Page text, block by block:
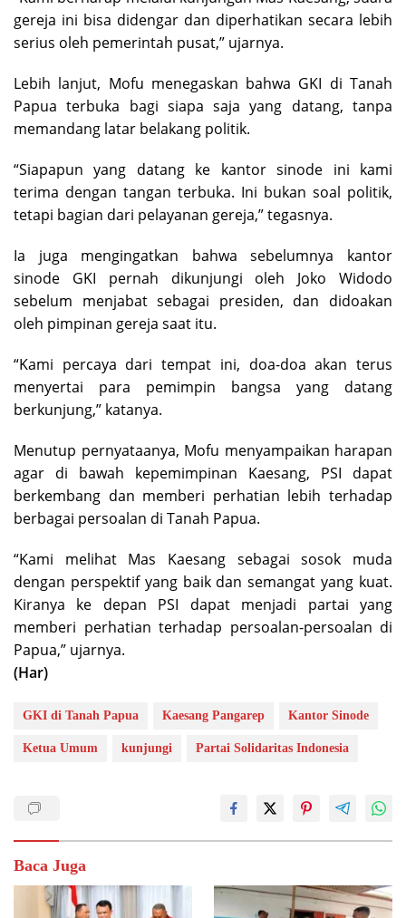
gereja ini bisa didengar dan diperhatikan secara lebih
serius oleh pemerintah pusat,” ujarnya.
Lebih lanjut, Mofu menegaskan bahwa GKI di Tanah
Papua terbuka bagi siapa saja yang datang, tanpa
memandang latar belakang politik.
“Siapapun yang datang ke kantor sinode ini kami
terima dengan tangan terbuka. Ini bukan soal politik,
tetapi bagian dari pelayanan gereja,” tegasnya.
Ia juga mengingatkan bahwa sebelumnya kantor
sinode GKI pernah dikunjungi oleh Joko Widodo
sebelum menjabat sebagai presiden, dan didoakan
oleh pimpinan gereja saat itu.
“Kami percaya dari tempat ini, doa-doa akan terus
menyertai para pemimpin bangsa yang datang
berkunjung,” katanya.
Menutup pernyataanya, Mofu menyampaikan harapan
agar di bawah kepemimpinan Kaesang, PSI dapat
berkembang dan memberi perhatian lebih terhadap
berbagai persoalan di Tanah Papua.
“Kami melihat Mas Kaesang sebagai sosok muda
dengan perspektif yang baik dan semangat yang kuat.
Kiranya ke depan PSI dapat menjadi partai yang
memberi perhatian terhadap persoalan-persoalan di
Papua,” ujarnya.
(Har)
GKI di Tanah Papua Kaesang Pangarep Kantor Sinode
Ketua Umum kunjungi Partai Solidaritas Indonesia
Baca Juga